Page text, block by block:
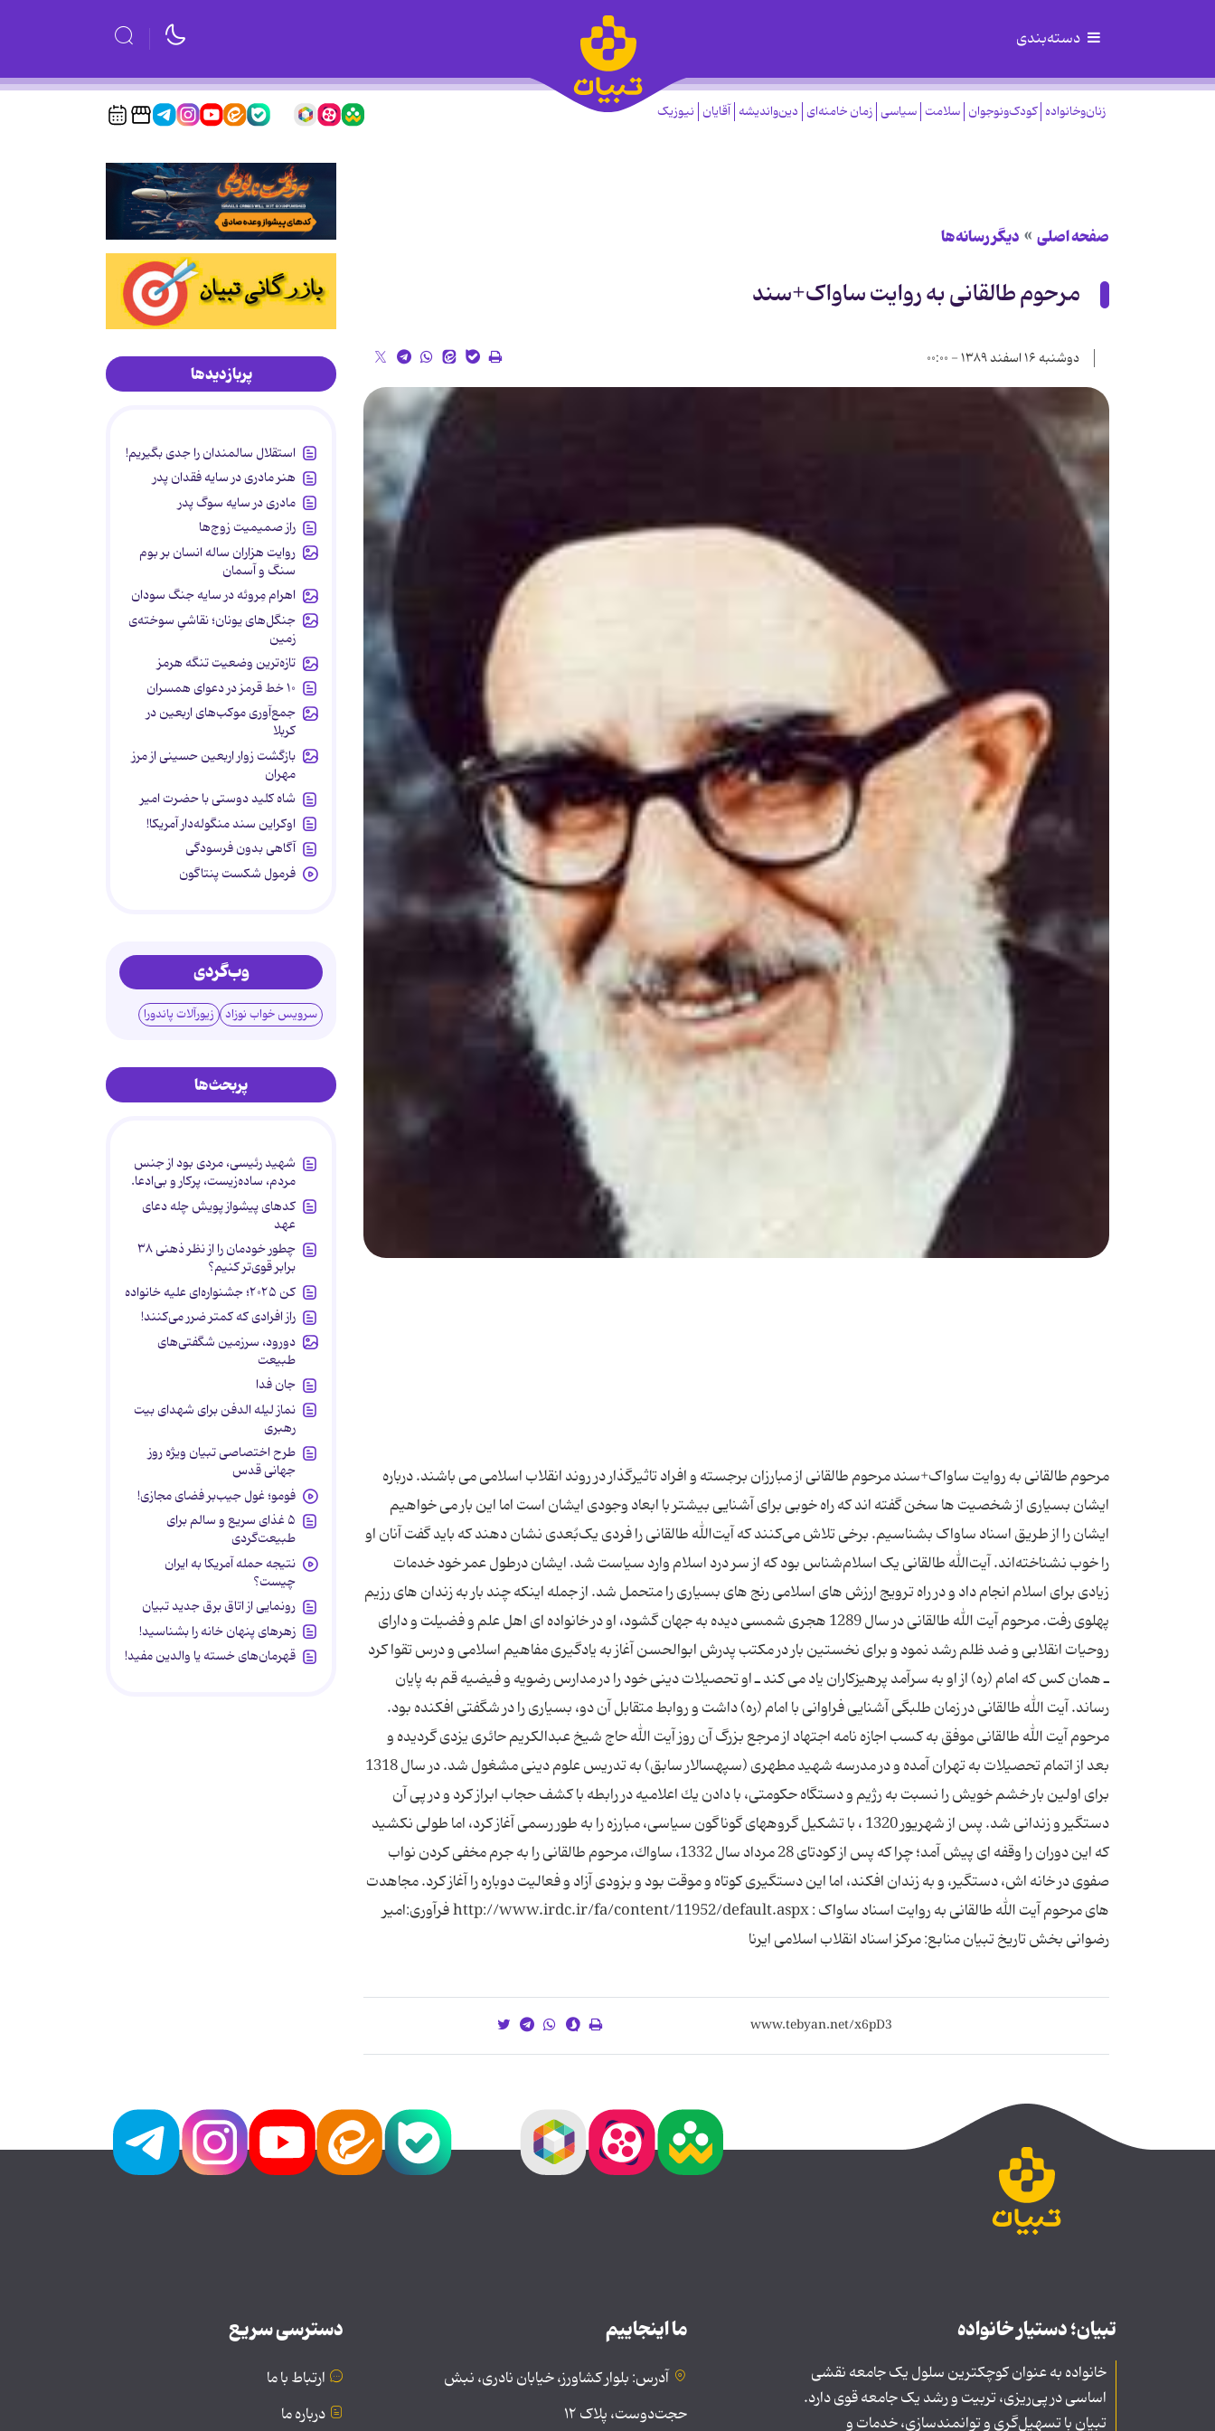
دسته‌بندی
زنان‌وخانواده کودک‌ونوجوان سلامت سیاسی زمان خامنه‌ای دین‌واندیشه آقایان نیوزیک
صفحه اصلی دیگر رسانه‌ها
مرحوم طالقانی به روایت ساواک+سند
دوشنبه ۱۶ اسفند ۱۳۸۹ - ۰۰:۰۰
مرحوم طالقانی به روایت ساواک+سند مرحوم طالقانی از مبارزان برجسته و افراد تاثیرگذار در روند انقلاب اسلامی می باشند. درباره
ایشان بسیاری از شخصیت ها سخن گفته اند که راه خوبی برای آشنایی بیشتر با ابعاد وجودی ایشان است اما این بار می خواهیم
ایشان را از طریق اسناد ساواک بشناسیم. برخی تلاش می‌کنند که آیت‌الله طالقانی را فردی یک‌بُعدی نشان دهند که باید گفت آنان او
را خوب نشناخته‌اند. آیت‌الله طالقانی یک اسلام‌شناس بود که از سر درد اسلام وارد سیاست شد. ایشان درطول عمر خود خدمات
زیادی برای اسلام انجام داد و در راه ترویج ارزش های اسلامی رنج های بسیاری را متحمل شد. از جمله اینکه چند بار به زندان های رزیم
پهلوی رفت. مرحوم آیت الله طالقانی در سال 1289 هجری شمسی دیده به جهان گشود، او در خانواده ای اهل علم و فضیلت و دارای
روحیات انقلابی و ضد ظلم رشد نمود و برای نخستین بار در مكتب پدرش ابوالحسن آغاز به یادگیری مفاهیم اسلامی و درس تقوا كرد
ـ همان كس كه امام (ره) از او به سرآمد پرهیزكاران یاد می كند ـ او تحصیلات دینی خود را در مدارس رضویه و فیضیه قم به پایان
رساند. آیت الله طالقانی در زمان طلبگی آشنایی فراوانی با امام (ره) داشت و روابط متقابل آن دو، بسیاری را در شگفتی افكنده بود.
مرحوم آیت الله طالقانی موفق به كسب اجازه نامه اجتهاد از مرجع بزرگ آن روز آیت الله حاج شیخ عبدالكریم حائری یزدی گردیده و
بعد از اتمام تحصیلات به تهران آمده و در مدرسه شهید مطهری (سپهسالار سابق) به تدریس علوم دینی مشغول شد. در سال 1318
برای اولین بار خشم خویش را نسبت به رژیم و دستگاه حكومتی، با دادن یك اعلامیه در رابطه با كشف حجاب ابراز كرد و در پی آن
دستگیر و زندانی شد. پس از شهریور 1320 ، با تشكیل گروههای گوناگون سیاسی، مبارزه را به طور رسمی آغاز كرد، اما طولی نكشید
كه این دوران را وقفه ای پیش آمد؛ چرا كه پس از كودتای 28 مرداد سال 1332، ساواك، مرحوم طالقانی را به جرم مخفی كردن نواب
صفوی در خانه اش، دستگیر، و به زندان افكند، اما این دستگیری كوتاه و موقت بود و بزودی آزاد و فعالیت دوباره را آغاز كرد. مجاهدت
های مرحوم آیت الله طالقانی به روایت اسناد ساواک : http://www.irdc.ir/fa/content/11952/default.aspx فرآوری:امیر
رضوانی بخش تاریخ تبیان منابع: مرکز اسناد انقلاب اسلامی ایرنا
پربازدیدها
استقلال سالمندان را جدی بگیریم!
هنر مادری در سایه‌ فقدان پدر
مادری در سایه سوگ پدر
راز صمیمیت زوج‌ها
روایت هزاران ساله انسان بر بوم
سنگ و آسمان
اهرام مِروئه در سایه جنگ سودان
جنگل‌های یونان؛ نقاشیِ سوخته‌ی
زمین
تازه‌ترین وضعیت تنگه هرمز
۱۰ خط قرمز در دعوای همسران
جمع‌آوری موکب‌های اربعین در
کربلا
بازگشت زوار اربعین حسینی از مرز
مهران
شاه کلید دوستی با حضرت امیر
اوکراین سند منگوله‌دار آمریکا!
آگاهی بدون فرسودگی
فرمول شکست پنتاگون
وب‌گردی
سرویس خواب نوزاد زیورآلات پاندورا
پربحث‌ها
شهید رئیسی، مردی بود از جنس
مردم، ساده‌زیست، پرکار و بی‌ادعا.
کدهای پیشواز پویش چله دعای
عهد
چطور خودمان را از نظر ذهنی ۳۸
برابر قوی‌تر کنیم؟
کن ۲۰۲۵؛ جشنواره‌ای علیه خانواده
راز افرادی که کمتر ضرر می‌کنند!
دورود، سرزمین شگفتی‌های
طبیعت
جان فدا
نماز لیله الدفن برای شهدای بیت
رهبری
طرح اختصاصی تبیان ویژه روز
جهانی قدس
فومو؛ غول جیب‌بر فضای مجازی!
۵ غذای سریع و سالم برای
طبیعت‌گردی
نتیجه حمله آمریکا به ایران
چیست؟
رونمایی از اتاق برق جدید تبیان
زهرهای پنهان خانه را بشناسید!
قهرمان‌های خسته یا والدین مفید!
تبیان؛ دستیار خانواده
خانواده به عنوان کوچکترین سلول یک جامعه نقشی
اساسی در پی‌ریزی، تربیت و رشد یک جامعه قوی دارد.
تبیان با تسهیل‌گری و توانمندسازی، خدمات و
ما اینجاییم
آدرس: بلوار کشاورز، خیابان نادری، نبش
حجت‌دوست، پلاک ۱۲
دسترسی سریع
ارتباط با ما
درباره ما